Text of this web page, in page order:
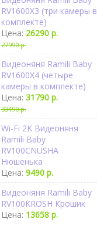
RV1600X3 (три камеры в
комплекте)
Цена: 26290 р.
27990 р.
Видеоняня Ramili Baby
RV1600X4 (четыре
камеры в комплекте)
Цена: 31790 р.
33490 р.
Wi-Fi 2K Видеоняня
Ramili Baby
RV100CNUSHA
Нюшенька
Цена: 9490 р.
Видеоняня Ramili Baby
RV100KROSH Крошик
Цена: 13658 р.